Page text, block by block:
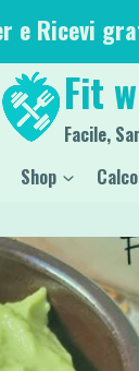
e Ricevi
Fit
Facile,
Shop